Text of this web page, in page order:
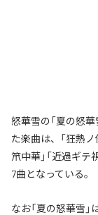
怒華雪の「夏の怒
た楽曲は、「狂熱ノ
笊中華」「近過ギテ
7曲となっている。
なお「夏の怒華雪 」